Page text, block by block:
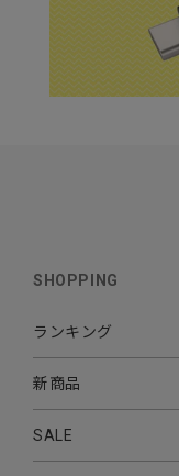
SHOPPING
ランキング
新商品
SALE